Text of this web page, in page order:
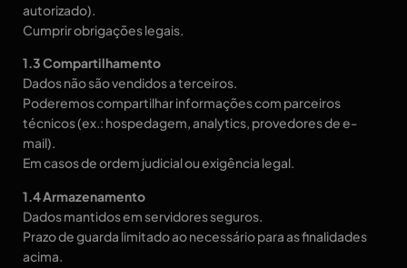
autorizado).
Cumprir obrigações legais.
1.3 Compartilhamento
Dados não são vendidos a terceiros.
Poderemos compartilhar informações com parceiros
técnicos (ex.: hospedagem, analytics, provedores de e-
mail).
Em casos de ordem judicial ou exigência legal.
1.4 Armazenamento
Dados mantidos em servidores seguros.
Prazo de guarda limitado ao necessário para as finalidades
acima.